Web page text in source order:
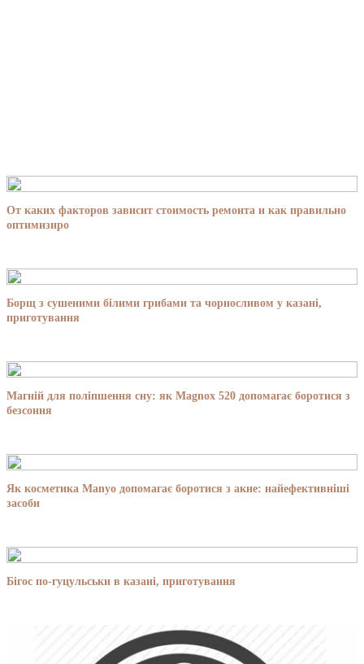
От каких факторов зависит стоимость ремонта и как правильно
оптимизиро
Борщ з сушеними білими грибами та чорносливом у казані,
приготування
Магній для поліпшення сну: як Magnox 520 допомагає боротися з
безсоння
Як косметика Manyo допомагає боротися з акне: найефективніші
засоби
Бігос по-гуцульськи в казані, приготування